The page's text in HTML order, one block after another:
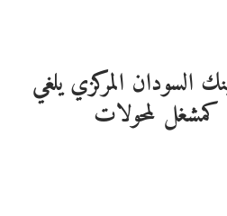
السودان المركزي يلغي
لمحولات